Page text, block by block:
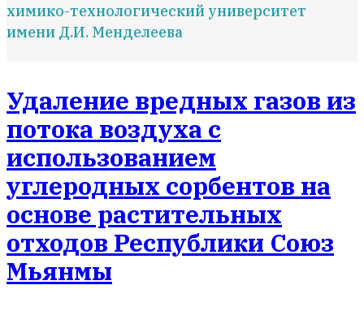
химико-технологический университет
имени Д.И. Менделеева
Удаление вредных газов из
потока воздуха с
использованием
углеродных сорбентов на
основе растительных
отходов Республики Союз
Мьянмы